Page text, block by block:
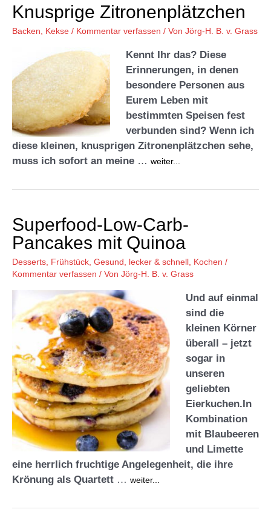
Knusprige Zitronenplätzchen
Backen, Kekse / Kommentar verfassen / Von Jörg-H. B. v. Grass
Kennt Ihr das? Diese
Erinnerungen, in denen
besondere Personen aus
Eurem Leben mit
bestimmten Speisen fest
verbunden sind? Wenn ich
diese kleinen, knusprigen Zitronenplätzchen sehe,
muss ich sofort an meine … weiter...
Superfood-Low-Carb-
Pancakes mit Quinoa
Desserts Frühstück Gesund, lecker & schnell Kochen /
Kommentar verfassen / Von Jörg-H. B. v. Grass
Und auf einmal
sind die
kleinen Körner
überall – jetzt
sogar in
unseren
geliebten
Eierkuchen.In
Kombination
mit Blaubeeren
und Limette
eine herrlich fruchtige Angelegenheit, die ihre
Krönung als Quartett … weiter...